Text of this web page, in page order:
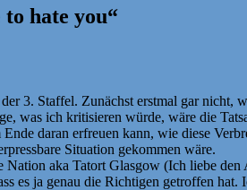
hate you“
3. Staffel. Zunächst erstmal gar
was ich kritisieren würde, wäre die
daran erfreuen kann, wie diese
Situation gekommen wäre.
aka Tatort Glasgow (Ich liebe
es ja genau die Richtigen getroffen